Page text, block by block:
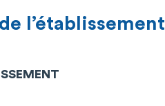
l’établissement